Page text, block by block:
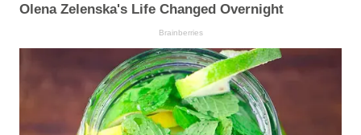
Olena Zelenska's Life Changed Overnight
Brainberries